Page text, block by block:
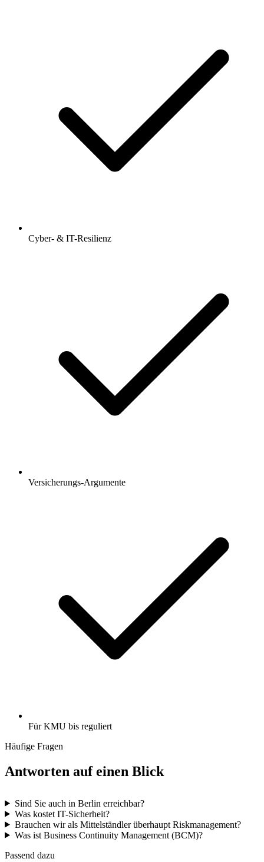
Cyber- & IT-Resilienz
Versicherungs-Argumente
Für KMU bis reguliert
Häufige Fragen
Antworten auf einen Blick
Sind Sie auch in Berlin erreichbar?
Was kostet IT-Sicherheit?
Brauchen wir als Mittelständler überhaupt Riskmanagement?
Was ist Business Continuity Management (BCM)?
Passend dazu